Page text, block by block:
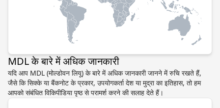
MDL के बारे में अधिक जानकारी
यदि आप MDL (मोल्डोवन लियू) के बारे में अधिक जानकारी जानने में रुचि रखते हैं,
जैसे कि सिक्के या बैंकनोट के प्रकार, उपयोगकर्ता देश या मुद्रा का इतिहास, तो हम
आपको संबंधित विकिपीडिया पृष्ठ से परामर्श करने की सलाह देते हैं।